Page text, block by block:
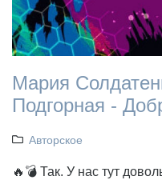
Мария
Подгорная -
Авторское
🔥💣 Так. У нас тут